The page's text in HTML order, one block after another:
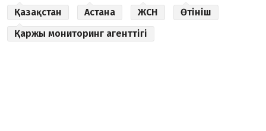
Қазақстан Астана ЖСН
Өтініш
Қаржы мониторинг агенттігі